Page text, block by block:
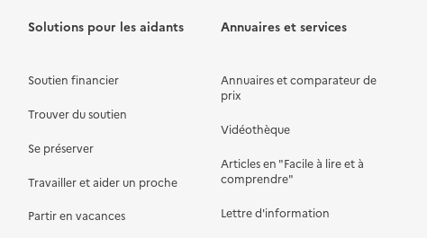
Solutions pour les aidants
Soutien financier
Trouver du soutien
Se préserver
Travailler et aider un proche
Partir en vacances
Annuaires et services
Annuaires et comparateur de
prix
Vidéothèque
Articles en "Facile à lire et à
comprendre"
Lettre d'information